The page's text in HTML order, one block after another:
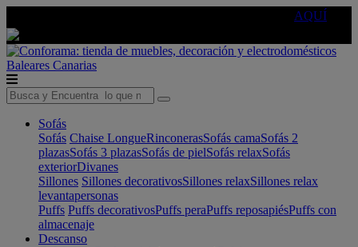
AQUÍ
Baleares Canarias
Sofás
Sofás Chaise LongueRinconerasSofás camaSofás 2
plazasSofás 3 plazasSofás de pielSofás relaxSofás
exteriorDivanes
Sillones Sillones decorativosSillones relaxSillones relax
levantapersonas
Puffs Puffs decorativosPuffs peraPuffs reposapiésPuffs con
almacenaje
Descanso